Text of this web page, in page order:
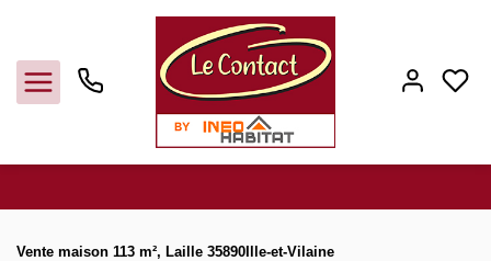
Vente maison 113 m², Laille 35890Ille-et-Vilaine